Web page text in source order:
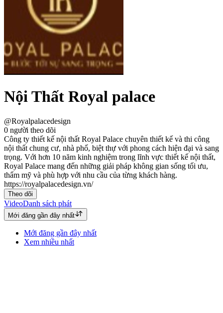
Nội Thất Royal palace
@Royalpalacedesign
0 người theo dõi
Công ty thiết kế nội thất Royal Palace chuyên thiết kế và thi công
nội thất chung cư, nhà phố, biệt thự với phong cách hiện đại và sang
trọng. Với hơn 10 năm kinh nghiệm trong lĩnh vực thiết kế nội thất,
Royal Palace mang đến những giải pháp không gian sống tối ưu,
thẩm mỹ và phù hợp với nhu cầu của từng khách hàng.
https://royalpalacedesign.vn/
Theo dõi
VideoDanh sách phát
Mới đăng gần đây nhất
Mới đăng gần đây nhất
Xem nhiều nhất